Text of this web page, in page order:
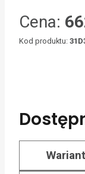
Cena:
Kod produktu:
Wariant